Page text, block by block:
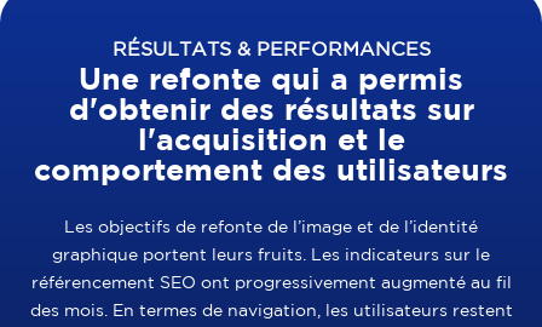
RÉSULTATS & PERFORMANCES
Une refonte qui a permis
d'obtenir des résultats sur
l'acquisition et le
comportement des utilisateurs
Les objectifs de refonte de l’image et de l’identité
graphique portent leurs fruits. Les indicateurs sur le
référencement SEO ont progressivement augmenté au fil
des mois. En termes de navigation, les utilisateurs restent